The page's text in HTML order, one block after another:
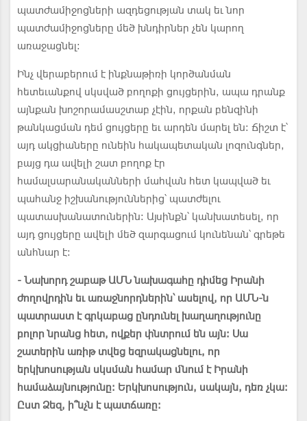
պատժամիջոցների ազդեցության տակ եւ նոր
պատժամիջոցները մեծ խնդիրներ չեն կարող
առաջացնել:
Ինչ վերաբերում է ինքնաթիռի կործանման
հետեւանքով սկսված բողոքի ցույցերին, ապա դրանք
այնքան խոշորամասշտաբ չէին, որքան բենզինի
թանկացման դեմ ցույցերը եւ արդեն մարել են: Ճիշտ է՝
այդ ակցիաները ունեին հակապետական լոզունգներ,
բայց դա ավելի շատ բողոք էր
համալսարանականների մահվան հետ կապված եւ
պահանջ իշխանություններից՝ պատժելու
պատասխանատուներին: Այսինքն՝ կանխատեսել, որ
այդ ցույցերը ավելի մեծ զարգացում կունենան՝ գրեթե
անհնար է:
- Նախորդ շաբաթ ԱՄՆ նախագահը դիմեց Իրանի
ժողովրդին եւ առաջնորդներին՝ ասելով, որ ԱՄՆ-ն
պատրաստ է գրկաբաց ընդունել խաղաղությունը
բոլոր նրանց հետ, ովքեր փնտրում են այն։ Սա
շատերին առիթ տվեց եզրակացնելու, որ
երկխոսության սկսման համար մնում է Իրանի
համաձայնությունը: Երկխոսություն, սակայն, դեռ չկա:
Ըստ Ձեզ, ի՞նչն է պատճառը: